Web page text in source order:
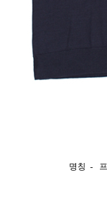
명칭 - 프